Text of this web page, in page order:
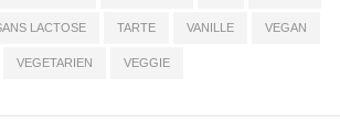
LACTOSE TARTE VANILLE VEGAN
VEGETARIEN VEGGIE